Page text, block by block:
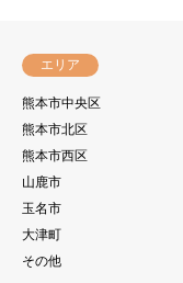
エリア
熊本市中央区
熊本市北区
熊本市西区
山鹿市
玉名市
大津町
その他